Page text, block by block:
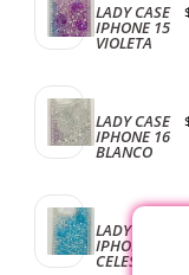
LADY CASE
IPHONE 15
VIOLETA
LADY CASE
IPHONE 16
BLANCO
LADY CASE
IPHONE 16
CELESTE